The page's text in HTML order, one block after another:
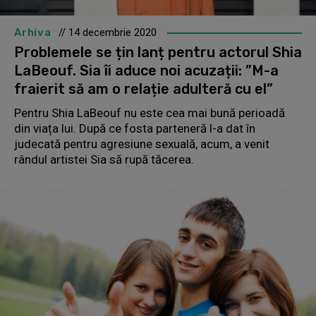
Arhiva // 14 decembrie 2020
Problemele se țin lanț pentru actorul Shia
LaBeouf. Sia îi aduce noi acuzații: ”M-a
fraierit să am o relație adulteră cu el”
Pentru Shia LaBeouf nu este cea mai bună perioadă
din viața lui. După ce fosta parteneră l-a dat în
judecată pentru agresiune sexuală, acum, a venit
rândul artistei Sia să rupă tăcerea.